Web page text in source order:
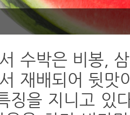
수박은 비봉,
재배되어 뒷맛
징을 지니고 있